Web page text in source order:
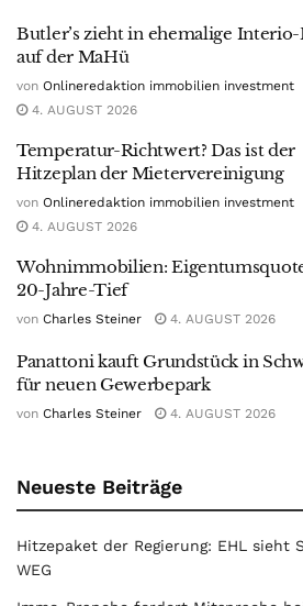
Butler’s zieht in ehemalige Interio-
auf der MaHü
von Onlineredaktion immobilien investment
4. AUGUST 2026
Temperatur-Richtwert? Das ist der
Hitzeplan der Mietervereinigung
von Onlineredaktion immobilien investment
4. AUGUST 2026
Wohnimmobilien:
20-Jahre-Tief
von Charles Steiner 4. AUGUST 2026
Panattoni kauft Grundstück in
für neuen Gewerbepark
von Charles Steiner 4. AUGUST 2026
Neueste Beiträge
Hitzepaket der Regierung: EHL sieht
WEG